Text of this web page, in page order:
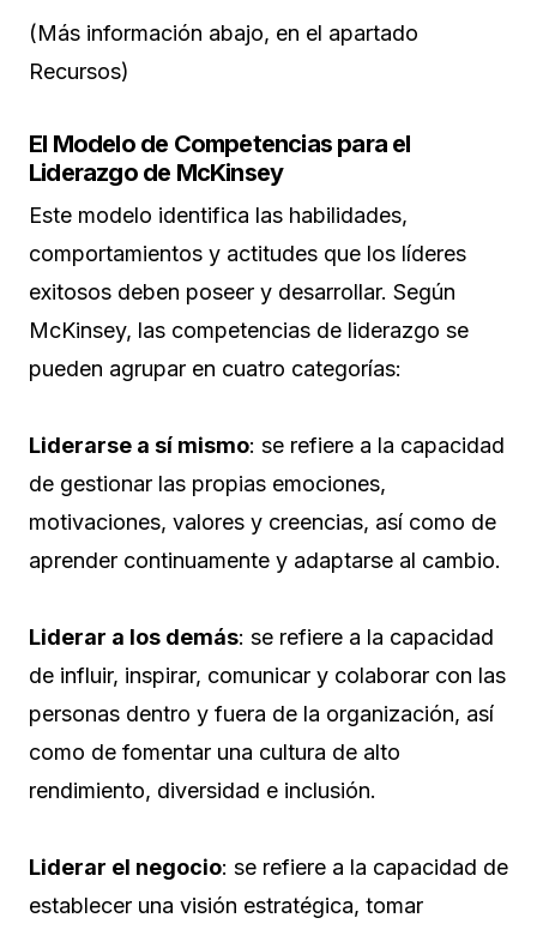
(Más información abajo, en el apartado
Recursos)
El Modelo de Competencias para el
Liderazgo de McKinsey
Este modelo identifica las habilidades,
comportamientos y actitudes que los líderes
exitosos deben poseer y desarrollar. Según
McKinsey, las competencias de liderazgo se
pueden agrupar en cuatro categorías:
Liderarse a sí mismo: se refiere a la capacidad
de gestionar las propias emociones,
motivaciones, valores y creencias, así como de
aprender continuamente y adaptarse al cambio.
Liderar a los demás: se refiere a la capacidad
de influir, inspirar, comunicar y colaborar con las
personas dentro y fuera de la organización, así
como de fomentar una cultura de alto
rendimiento, diversidad e inclusión.
Liderar el negocio: se refiere a la capacidad de
establecer una visión estratégica, tomar